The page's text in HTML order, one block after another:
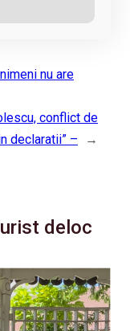
nu are
conflict de
declaratii” –
→
deloc